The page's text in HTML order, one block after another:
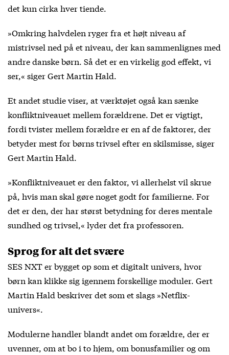
det kun cirka hver tiende.
»Omkring halvdelen ryger fra et højt niveau af
mistrivsel ned på et niveau, der kan sammenlignes med
andre danske børn. Så det er en virkelig god effekt, vi
ser,« siger Gert Martin Hald.
Et andet studie viser, at værktøjet også kan sænke
konfliktniveauet mellem forældrene. Det er vigtigt,
fordi tvister mellem forældre er en af de faktorer, der
betyder mest for børns trivsel efter en skilsmisse, siger
Gert Martin Hald.
»Konfliktniveauet er den faktor, vi allerhelst vil skrue
på, hvis man skal gøre noget godt for familierne. For
det er den, der har størst betydning for deres mentale
sundhed og trivsel,« lyder det fra professoren.
Sprog for alt det svære
SES NXT er bygget op som et digitalt univers, hvor
børn kan klikke sig igennem forskellige moduler. Gert
Martin Hald beskriver det som et slags »Netflix-
univers«.
Modulerne handler blandt andet om forældre, der er
uvenner, om at bo i to hjem, om bonusfamilier og om